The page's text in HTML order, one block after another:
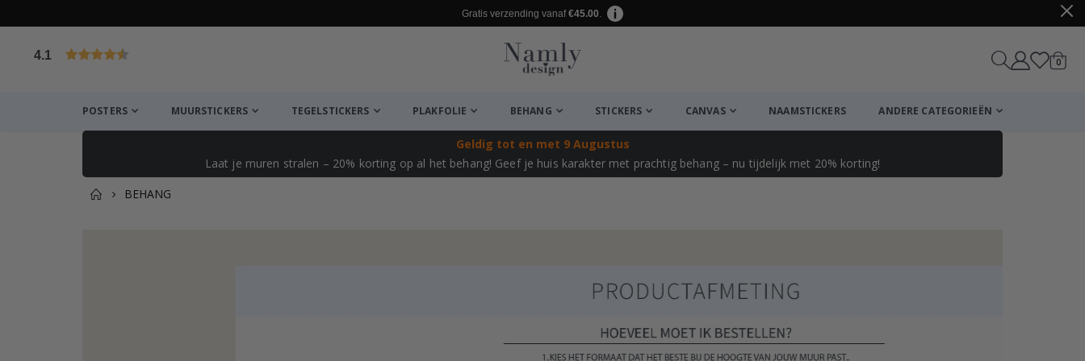
Gratis verzending vanaf€45.00.
4.1 0
POSTERS MUURSTICKERS TEGELSTICKERS PLAKFOLIE BEHANG STICKERS CANVAS NAAMSTICKERS ANDERE CATEGORIEËN
Geldig tot en met 9 Augustus
Laat je muren stralen – 20% korting op al het behang! Geef je huis karakter met prachtig behang – nu tijdelijk met 20% korting!
BEHANG